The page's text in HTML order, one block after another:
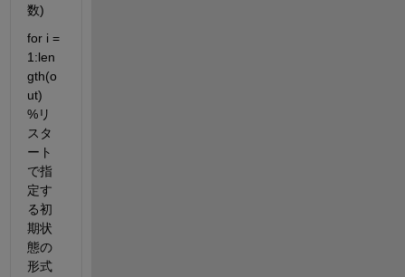
数)
for i =
1:len
gth(o
ut)
%リ
スタ
ート
で指
定す
る初
期状
態の
形式